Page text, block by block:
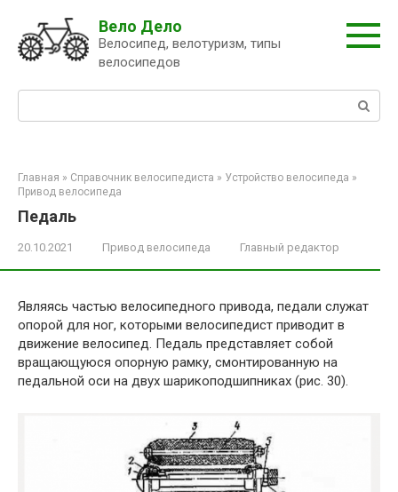
контенту
Вело Дело
Велосипед, велотуризм, типы
велосипедов
Главная » Справочник велосипедиста » Устройство велосипеда »
Привод велосипеда
Педаль
20.10.2021 Привод велосипеда Главный редактор
Являясь частью велосипедного привода, педали служат
опорой для ног, которыми велосипедист приводит в
движение велосипед. Педаль представляет собой
вращающуюся опорную рамку, смонтированную на
педальной оси на двух шарикоподшипниках (рис. 30).